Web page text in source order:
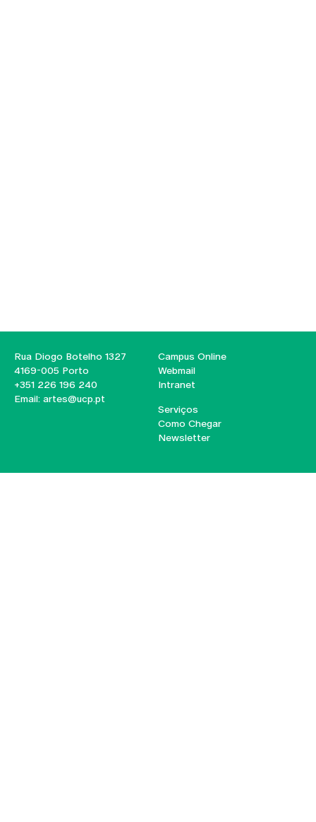
Rua Diogo Botelho 1327
4169-005 Porto
+351 226 196 240
Email: artes@ucp.pt
Campus Online
Webmail
Intranet
Serviços
Como Chegar
Newsletter